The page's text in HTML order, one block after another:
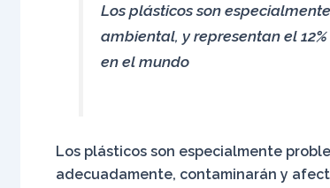
Los plásticos son
ambiental, y representan el
en el mundo
Los plásticos son especialmente
adecuadamente, contaminarán y